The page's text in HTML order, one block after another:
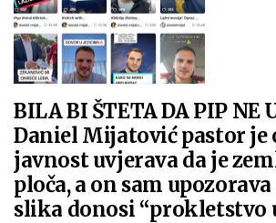
BILA BI ŠTETA DA PIP NE
Daniel Mijatović pastor je
javnost uvjerava da je
ploča, a on sam
slika donosi “prokletstvo